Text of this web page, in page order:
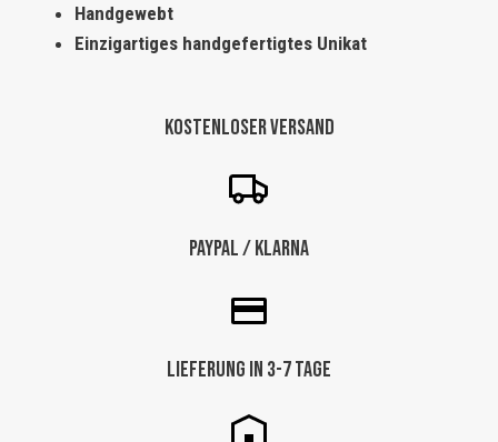
Handgewebt
Einzigartiges handgefertigtes Unikat
Kostenloser Versand
Paypal / Klarna
Lieferung in 3-7 Tage